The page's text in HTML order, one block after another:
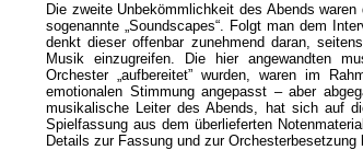
Die zweite Unbekömmlichkeit des Abends
sogenannte „Soundscapes“. Folgt man dem
denkt dieser offenbar zunehmend daran,
Musik einzugreifen. Die hier angewandten
Orchester „aufbereitet” wurden, waren im
emotionalen Stimmung angepasst – aber
musikalische Leiter des Abends, hat sich auf
Spielfassung aus dem überlieferten
Details zur Fassung und zur